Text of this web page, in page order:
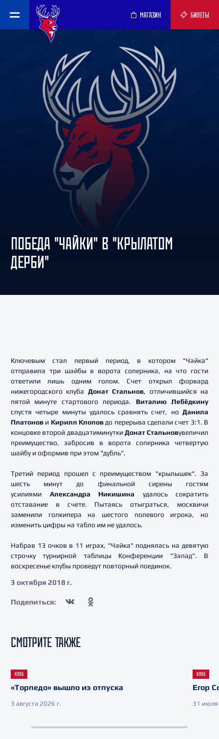
МАГАЗИН БИЛЕТЫ
ПОБЕДА "ЧАЙКИ" В "КРЫЛАТОМ
ДЕРБИ"
Ключевым стал первый период, в котором "Чайка"
отправила три шайбы в ворота соперника, на что гости
ответили лишь одним голом. Счет открыл форвард
нижегородского клуба Донат Стальнов, отличившийся на
пятой минуте стартового периода. Виталию Лебёдкину
спустя четыре минуты удалось сравнять счет, но Данила
Платонов и Кирилл Клопов до перерыва сделали счет 3:1. В
концовке второй двадцатиминуткиДонат Стальновувеличил
преимущество, забросив в ворота соперника четвертую
шайбу и оформив при этом "дубль".
Третий период прошел с преимуществом "крылышек". За
шесть минут до финальной сирены гостям
усилиями Александра Никишина удалось сократить
отставание в счете. Пытаясь отыграться, москвичи
заменили голкипера на шестого полевого игрока, но
изменить цифры на табло им не удалось.
Набрав 13 очков в 11 играх, "Чайка" поднялась на девятую
строчку турнирной таблицы Конференции "Запад". В
воскресенье клубы проведут повторный поединок.
3 октября 2018 г.
Поделиться:
СМОТРИТЕ ТАКЖЕ
КЛУБ
«Торпедо» вышло из отпуска
3 августа 2026 г.
КЛУБ
Егор
31 июля